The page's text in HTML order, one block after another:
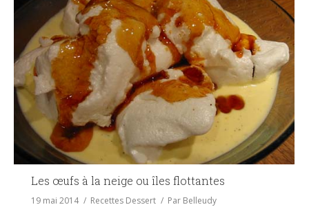
Les œufs à la neige ou îles flottantes
19 mai 2014 Recettes Dessert Par Belleudy